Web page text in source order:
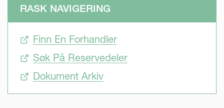
RASK NAVIGERING
Finn En Forhandler
Søk På Reservedeler
Dokument Arkiv